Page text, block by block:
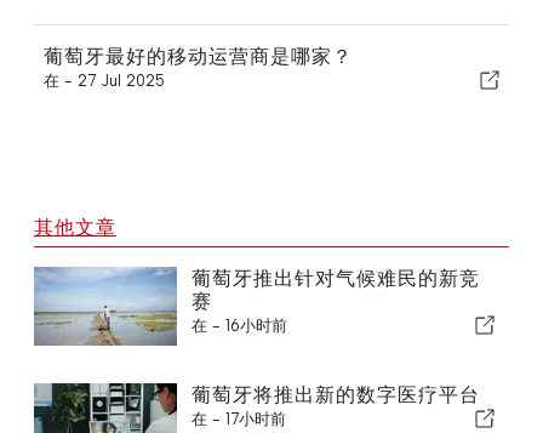
葡萄牙最好的移动运营商是哪家？
在 - 27 Jul 2025
其他文章
葡萄牙推出针对气候难民的新竞
赛
在 - 16小时前
葡萄牙将推出新的数字医疗平台
在 - 17小时前